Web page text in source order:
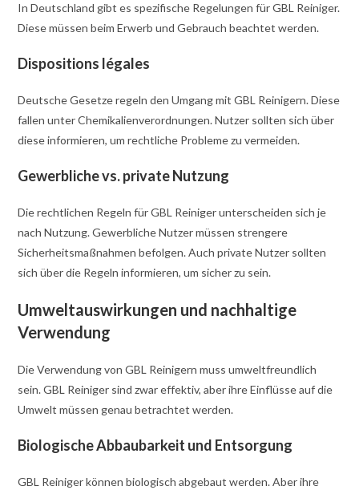
In Deutschland gibt es spezifische Regelungen für GBL Reiniger.
Diese müssen beim Erwerb und Gebrauch beachtet werden.
Dispositions légales
Deutsche Gesetze regeln den Umgang mit GBL Reinigern. Diese
fallen unter Chemikalienverordnungen. Nutzer sollten sich über
diese informieren, um rechtliche Probleme zu vermeiden.
Gewerbliche vs. private Nutzung
Die rechtlichen Regeln für GBL Reiniger unterscheiden sich je
nach Nutzung. Gewerbliche Nutzer müssen strengere
Sicherheitsmaßnahmen befolgen. Auch private Nutzer sollten
sich über die Regeln informieren, um sicher zu sein.
Umweltauswirkungen und nachhaltige
Verwendung
Die Verwendung von GBL Reinigern muss umweltfreundlich
sein. GBL Reiniger sind zwar effektiv, aber ihre Einflüsse auf die
Umwelt müssen genau betrachtet werden.
Biologische Abbaubarkeit und Entsorgung
GBL Reiniger können biologisch abgebaut werden. Aber ihre